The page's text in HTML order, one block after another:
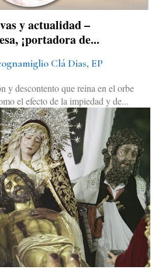
y actualidad –
¡portadora de...
Clá Dias, EP
y descontento que reina en el orbe
el efecto de la impiedad y de...